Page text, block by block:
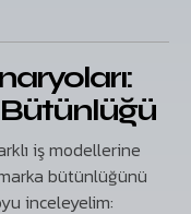
iş modellerine
bütünlüğünü
inceleyelim: